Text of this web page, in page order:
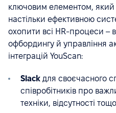
ключовим елементом, який
настільки ефективною
охопити всі HR-процеси –
офбордингу й управління
інтеграцій YouScan:
Slack для своєчасного
співробітників про
техніки, відсутності